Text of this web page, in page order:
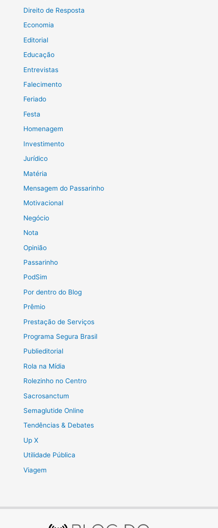
Direito de Resposta
Economia
Editorial
Educação
Entrevistas
Falecimento
Feriado
Festa
Homenagem
Investimento
Jurídico
Matéria
Mensagem do Passarinho
Motivacional
Negócio
Nota
Opinião
Passarinho
PodSim
Por dentro do Blog
Prêmio
Prestação de Serviços
Programa Segura Brasil
Publieditorial
Rola na Mídia
Rolezinho no Centro
Sacrosanctum
Semaglutide Online
Tendências & Debates
Up X
Utilidade Pública
Viagem